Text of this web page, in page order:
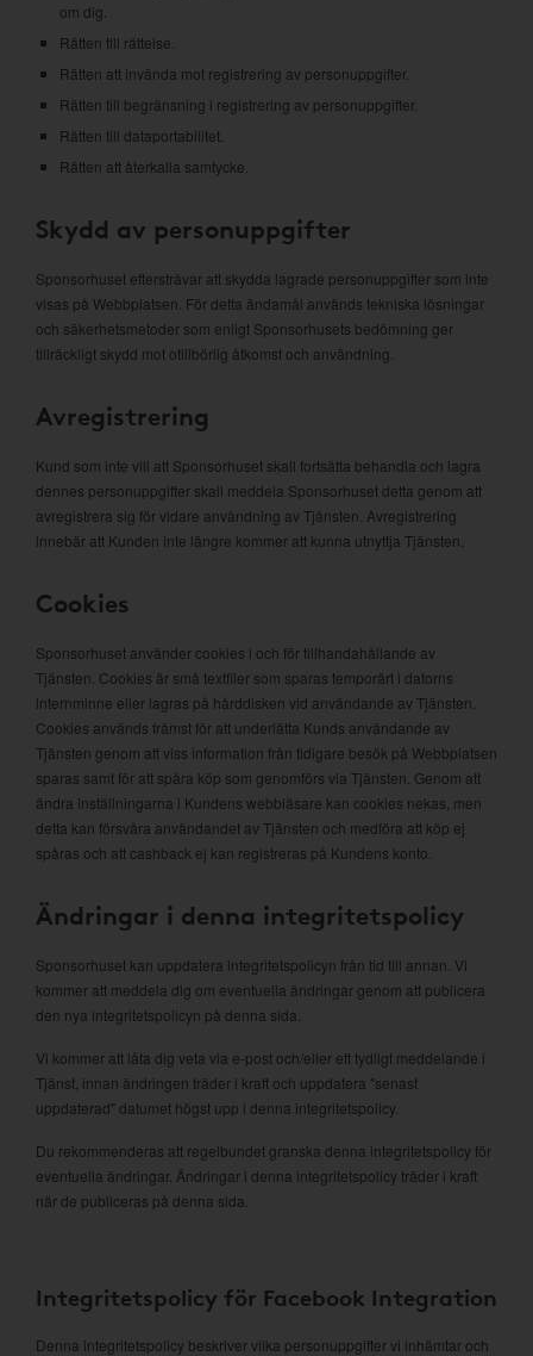
om dig.
Rätten till rättelse.
Rätten att invända mot registrering av personuppgifter.
Rätten till begränsning i registrering av personuppgifter.
Rätten till dataportabilitet.
Rätten att återkalla samtycke.
Skydd av personuppgifter
Sponsorhuset eftersträvar att skydda lagrade personuppgifter som inte
visas på Webbplatsen. För detta ändamål används tekniska lösningar
och säkerhetsmetoder som enligt Sponsorhusets bedömning ger
tillräckligt skydd mot otillbörlig åtkomst och användning.
Avregistrering
Kund som inte vill att Sponsorhuset skall fortsätta behandla och lagra
dennes personuppgifter skall meddela Sponsorhuset detta genom att
avregistrera sig för vidare användning av Tjänsten. Avregistrering
innebär att Kunden inte längre kommer att kunna utnyttja Tjänsten.
Cookies
Sponsorhuset använder cookies i och för tillhandahållande av
Tjänsten. Cookies är små textfiler som sparas temporärt i datorns
internminne eller lagras på hårddisken vid användande av Tjänsten.
Cookies används främst för att underlätta Kunds användande av
Tjänsten genom att viss information från tidigare besök på Webbplatsen
sparas samt för att spåra köp som genomförs via Tjänsten. Genom att
ändra inställningarna i Kundens webbläsare kan cookies nekas, men
detta kan försvåra användandet av Tjänsten och medföra att köp ej
spåras och att cashback ej kan registreras på Kundens konto.
Ändringar i denna integritetspolicy
Sponsorhuset kan uppdatera integritetspolicyn från tid till annan. Vi
kommer att meddela dig om eventuella ändringar genom att publicera
den nya integritetspolicyn på denna sida.
Vi kommer att låta dig veta via e-post och/eller ett tydligt meddelande i
Tjänst, innan ändringen träder i kraft och uppdatera "senast
uppdaterad" datumet högst upp i denna integritetspolicy.
Du rekommenderas att regelbundet granska denna integritetspolicy för
eventuella ändringar. Ändringar i denna integritetspolicy träder i kraft
när de publiceras på denna sida.
Integritetspolicy för Facebook Integration
Denna integritetspolicy beskriver vilka personuppgifter vi inhämtar och